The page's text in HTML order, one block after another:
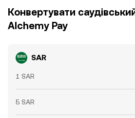
Конвертувати
Alchemy Pay
SAR
1 SAR
5 SAR